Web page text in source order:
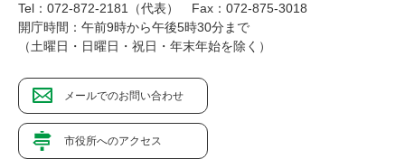
Tel：072-872-2181（代表）
Fax：072-875-3018
開庁時間：午前9時から午後5時30分まで
（土曜日・日曜日・祝日・年末年始を除く）
メールでのお問い合わせ
市役所へのアクセス